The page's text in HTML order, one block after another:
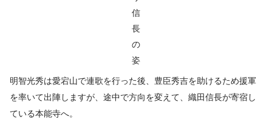
信
長
の
姿
明智光秀は愛宕山で連歌を行った後、豊臣秀吉を助けるため援軍
を率いて出陣しますが、途中で方向を変えて、織田信長が寄宿し
ている本能寺へ。